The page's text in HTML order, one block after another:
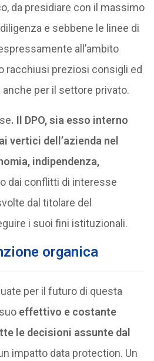
da presidiare con il massimo
e sebbene le linee di
all’ambito
racchiusi preziosi consigli ed
anche per il settore privato.
. Il DPO, sia esso interno
vertici dell’azienda nel
indipendenza,
dai conflitti di interesse
dal titolare del
i suoi fini istituzionali.
organica
per il futuro di questa
effettivo e costante
le decisioni assunte dal
impatto data protection. Un